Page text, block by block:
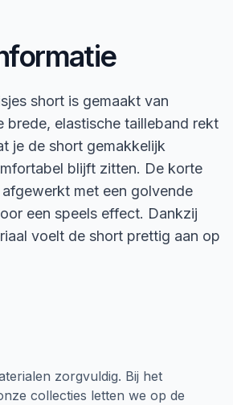
short is gemaakt van
brede, elastische tailleband rekt
je de short gemakkelijk
blijft zitten. De korte
met een golvende
een speels effect. Dankzij
voelt de short prettig aan op
zorgvuldig. Bij het
collecties letten we op de